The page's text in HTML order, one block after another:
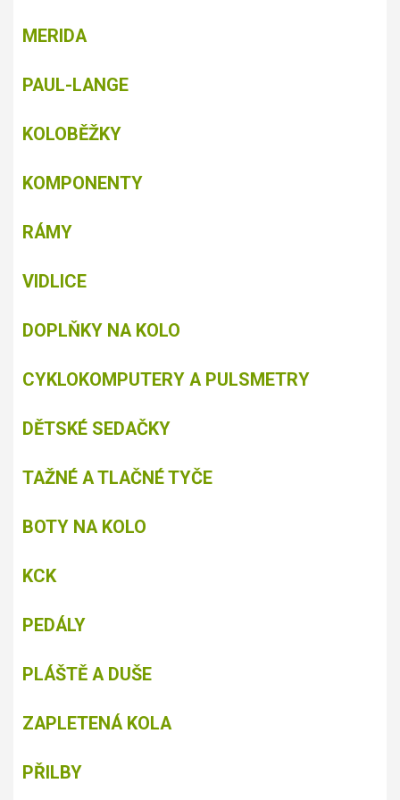
MERIDA
PAUL-LANGE
KOLOBĚŽKY
KOMPONENTY
RÁMY
VIDLICE
DOPLŇKY NA KOLO
CYKLOKOMPUTERY A PULSMETRY
DĚTSKÉ SEDAČKY
TAŽNÉ A TLAČNÉ TYČE
BOTY NA KOLO
KCK
PEDÁLY
PLÁŠTĚ A DUŠE
ZAPLETENÁ KOLA
PŘILBY